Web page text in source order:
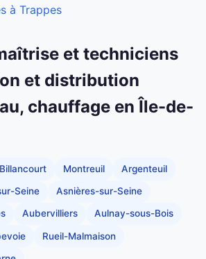
à Trappes
et techniciens
et distribution
chauffage en Île-de-
Montreuil Argenteuil
Seine Asnières-sur-Seine
Aubervilliers Aulnay-sous-Bois
Rueil-Malmaison